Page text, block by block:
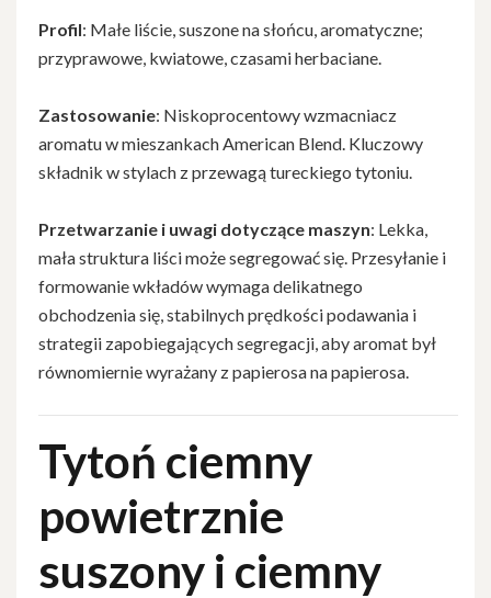
Profil: Małe liście, suszone na słońcu, aromatyczne;
przyprawowe, kwiatowe, czasami herbaciane.
Zastosowanie: Niskoprocentowy wzmacniacz
aromatu w mieszankach American Blend. Kluczowy
składnik w stylach z przewagą tureckiego tytoniu.
Przetwarzanie i uwagi dotyczące maszyn: Lekka,
mała struktura liści może segregować się. Przesyłanie i
formowanie wkładów wymaga delikatnego
obchodzenia się, stabilnych prędkości podawania i
strategii zapobiegających segregacji, aby aromat był
równomiernie wyrażany z papierosa na papierosa.
Tytoń ciemny
powietrznie
suszony i ciemny